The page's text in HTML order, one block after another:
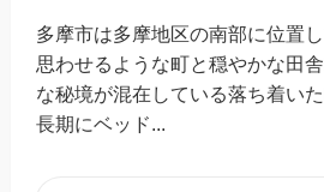
多摩市は多摩地区の南部に位置
思わせるような町と穏やかな田
な秘境が混在している落ち着い
長期にベッド...